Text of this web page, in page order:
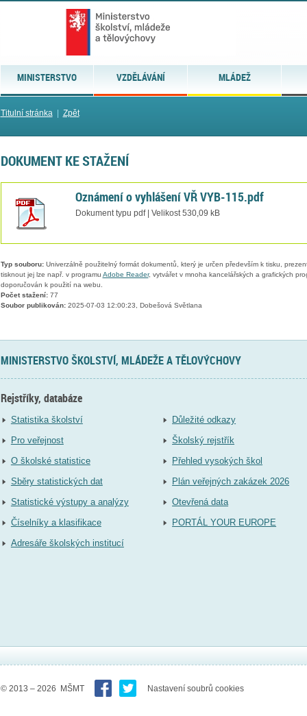
MINISTERSTVO VZDĚLÁVÁNÍ MLÁDEŽ
Titulní stránka| Zpět
DOKUMENT KE STAŽENÍ
Oznámení o vyhlášení VŘ VYB-115.pdf
Dokument typu pdf | Velikost 530,09 kB
Typ souboru:Univerzálně použitelný formát dokumentů, který je určen především k tisku,
tisknout jej lze např. v programu Adobe Reader, vytvářet v mnoha kancelářských a grafických
doporučován k použití na webu.
Počet stažení:77
Soubor publikován:2025-07-03 12:00:23, Dobešová Světlana
MINISTERSTVO ŠKOLSTVÍ, MLÁDEŽE A TĚLOVÝCHOVY
Rejstříky, databáze
Statistika školství
Pro veřejnost
O školské statistice
Sběry statistických dat
Statistické výstupy a analýzy
Číselníky a klasifikace
Adresáře školských institucí
Důležité odkazy
Školský rejstřík
Přehled vysokých škol
Plán veřejných zakázek 2026
Otevřená data
PORTÁL YOUR EUROPE
© 2013 – 2026 MŠMT Nastavení soubrů cookies